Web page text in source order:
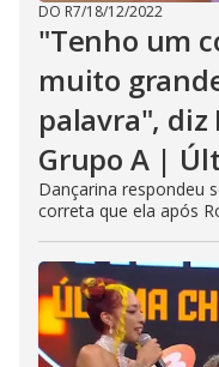
DO R7/18/12/2022
"Tenho um
muito
palavra",
Grupo A |
Dançarina respondeu
correta que ela após